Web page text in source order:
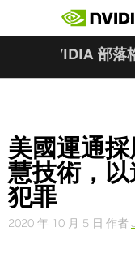
NVIDIA 部落
美國運通
慧技術，
犯罪
2020 年 10 月 5 日 作者